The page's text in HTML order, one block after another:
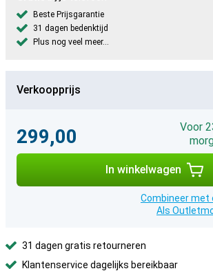
Beste Prijsgarantie
31 dagen bedenktijd
Plus nog veel meer...
Verkoopprijs
299,00
Voor
In winkelwagen
Combineer met
Als
31 dagen gratis retourneren
Klantenservice dagelijks bereikbaar